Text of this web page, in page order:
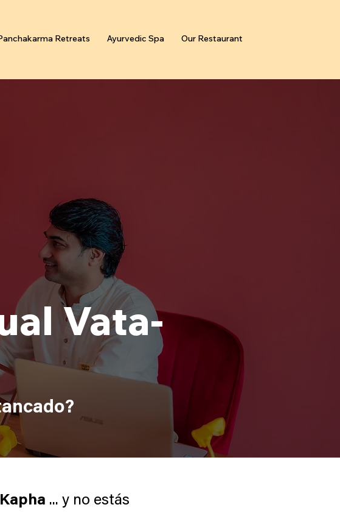
Retreats Ayurvedic Spa Our Restaurant
Vata-
... y no estás